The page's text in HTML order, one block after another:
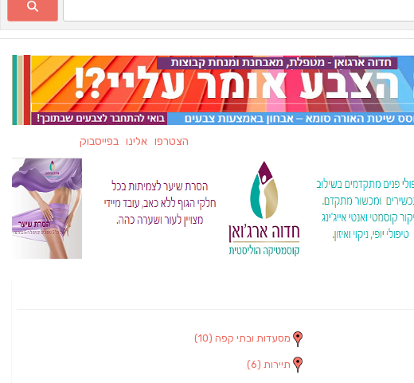
הצטרפו אלינו בפייסבוק
מסעדות ובתי קפה (10)
תיירות (6)